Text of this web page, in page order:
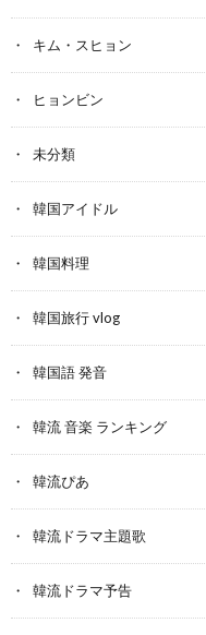
キム・スヒョン
ヒョンビン
未分類
韓国アイドル
韓国料理
韓国旅行 vlog
韓国語 発音
韓流 音楽 ランキング
韓流ぴあ
韓流ドラマ主題歌
韓流ドラマ予告